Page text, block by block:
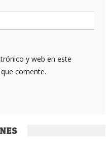
y web en este
comente.